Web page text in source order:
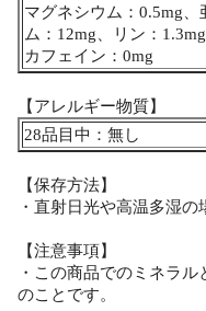
マグネシウム：0.5mg、
ム：12mg、リン：
カフェイン：0mg
【アレルギー物質】
28品目中：無し
【保存方法】
・直射日光や高温多湿の
【注意事項】
・この商品でのミネラ
のことです。